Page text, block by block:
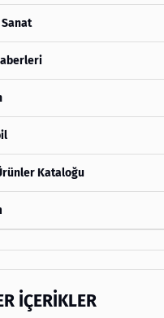
Kataloğu
İÇERIKLER